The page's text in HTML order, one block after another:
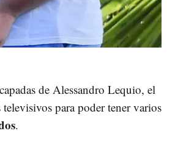
de Alessandro Lequio, el
para poder tener varios
.